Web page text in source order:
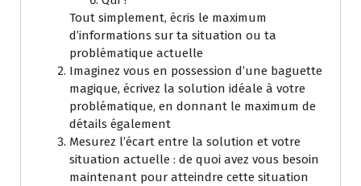
Tout simplement, écris le maximum
d’informations sur ta situation ou ta
problématique actuelle
Imaginez vous en possession d’une baguette
magique, écrivez la solution idéale à votre
problématique, en donnant le maximum de
détails également
Mesurez l’écart entre la solution et votre
situation actuelle : de quoi avez vous besoin
maintenant pour atteindre cette situation